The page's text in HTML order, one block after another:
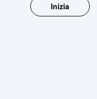
Inizia